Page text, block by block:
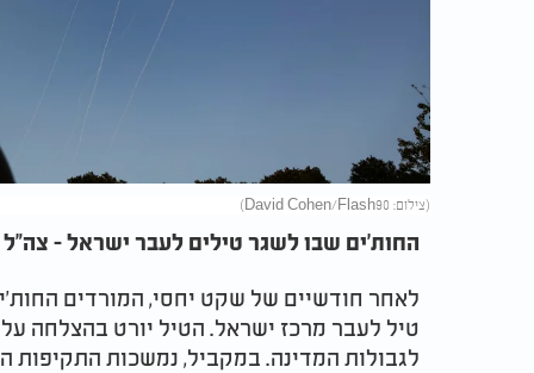
(צילום: David Cohen/Flash90)
החות'ים שבו לשגר טילים לעבר ישראל -
לאחר חודשיים של שקט יחסי, המורדים
טיל לעבר מרכז ישראל. הטיל יורט בהצלחה
לגבולות המדינה. במקביל, נמשכות התקיפות